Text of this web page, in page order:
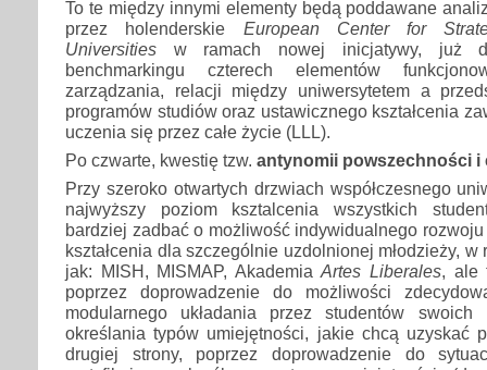
To te między innymi elementy będą poddawane
przez holenderskie European Center for
Universities w ramach nowej inicjatywy, już
benchmarkingu czterech elementów
zarządzania, relacji między uniwersytetem a
programów studiów oraz ustawicznego kształcenia
uczenia się przez całe życie (LLL).
Po czwarte, kwestię tzw. antynomii powszechności i
Przy szeroko otwartych drzwiach współczesnego
najwyższy poziom ksztalcenia wszystkich
bardziej zadbać o możliwość indywidualnego
kształcenia dla szczególnie uzdolnionej młodzieży,
jak: MISH, MISMAP, AkademiaArtes Liberales, ale
poprzez doprowadzenie do możliwości
modularnego układania przez studentów
określania typów umiejętności, jakie chcą uzyskać
drugiej strony, poprzez doprowadzenie do